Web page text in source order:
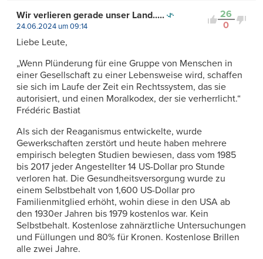
26
0
Wir verlieren gerade unser Land.....
24.06.2024 um 09:14
Liebe Leute,
„Wenn Plünderung für eine Gruppe von Menschen in
einer Gesellschaft zu einer Lebensweise wird, schaffen
sie sich im Laufe der Zeit ein Rechtssystem, das sie
autorisiert, und einen Moralkodex, der sie verherrlicht.“
Frédéric Bastiat
Als sich der Reaganismus entwickelte, wurde
Gewerkschaften zerstört und heute haben mehrere
empirisch belegten Studien bewiesen, dass vom 1985
bis 2017 jeder Angestellter 14 US-Dollar pro Stunde
verloren hat. Die Gesundheitsversorgung wurde zu
einem Selbstbehalt von 1,600 US-Dollar pro
Familienmitglied erhöht, wohin diese in den USA ab
den 1930er Jahren bis 1979 kostenlos war. Kein
Selbstbehalt. Kostenlose zahnärztliche Untersuchungen
und Füllungen und 80% für Kronen. Kostenlose Brillen
alle zwei Jahre.